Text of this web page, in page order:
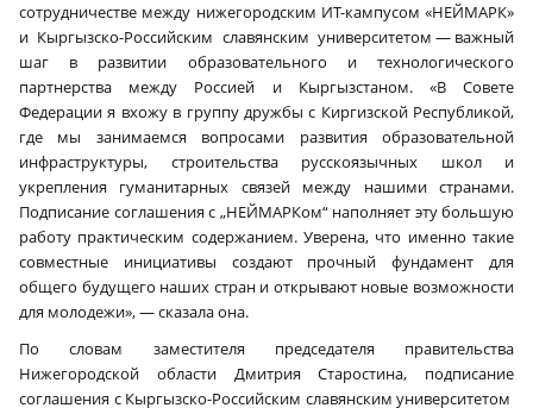
сотрудничестве между нижегородским ИТ-кампусом «НЕЙМАРК»
и Кыргызско-Российским славянским университетом — важный
шаг в развитии образовательного и технологического
партнерства между Россией и Кыргызстаном. «В Совете
Федерации я вхожу в группу дружбы с Киргизской Республикой,
где мы занимаемся вопросами развития образовательной
инфраструктуры, строительства русскоязычных школ и
укрепления гуманитарных связей между нашими странами.
Подписание соглашения с „НЕЙМАРКом“ наполняет эту большую
работу практическим содержанием. Уверена, что именно такие
совместные инициативы создают прочный фундамент для
общего будущего наших стран и открывают новые возможности
для молодежи», — сказала она.
По словам заместителя председателя правительства
Нижегородской области Дмитрия Старостина, подписание
соглашения с Кыргызско-Российским славянским университетом